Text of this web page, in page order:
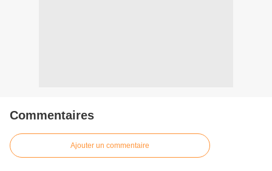
Commentaires
Ajouter un commentaire